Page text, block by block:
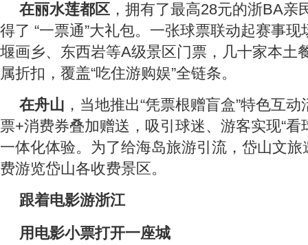
在丽水莲都区 ，拥有了最高28元的浙BA亲
得了 “一票通”大礼包。一张球票联动起赛事
堰画乡、东西岩等A级景区门票，几十家本土
属折扣，覆盖“吃住游购娱”全链条。
在舟山 ，当地推出“凭票根赠盲盒”特色互
票+消费券叠加赠送，吸引球迷、游客实现“看
一体化体验。为了给海岛旅游引流，岱山文
费游览岱山各收费景区。
跟着电影游浙江
用电影小票打开一座城